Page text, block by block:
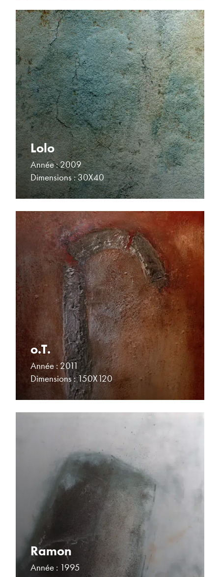
Lolo
Année : 2009
Dimensions : 30X40
o.T.
Année : 2011
Dimensions : 150X120
Ramon
Année : 1995